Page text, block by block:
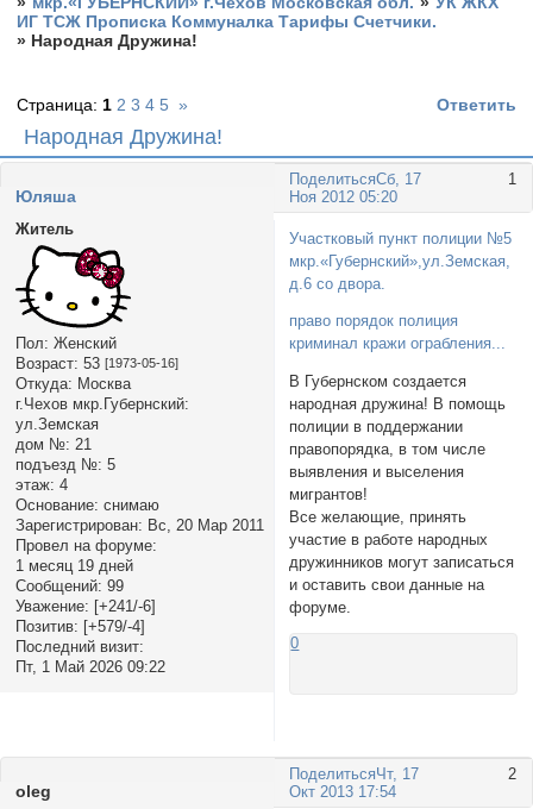
ИГ ТСЖ Прописка Коммуналка Тарифы Счетчики.
» Народная Дружина!
Народная Дружина!
Страница: 1 2 3 4 5 » Ответить
Поделиться 1
Сб, 17
Ноя 2012 05:20
Юляша
Житель
Пол: Женский
Возраст: 53 [1973-05-16]
Откуда: Москва
г.Чехов мкр.Губернский:
ул.Земская
дом №: 21
подъезд №: 5
этаж: 4
Основание: снимаю
Зарегистрирован: Вс, 20 Мар 2011
Провел на форуме:
1 месяц 19 дней
Сообщений: 99
Уважение: [+241/-6]
Позитив: [+579/-4]
Последний визит:
Пт, 1 Май 2026 09:22
Участковый пункт полиции №5
мкр.«Губернский»,ул.Земская,
д.6 со двора.
право порядок полиция
криминал кражи ограбления...
В Губернском создается
народная дружина! В помощь
полиции в поддержании
правопорядка, в том числе
выявления и выселения
мигрантов!
Все желающие, принять
участие в работе народных
дружинников могут записаться
и оставить свои данные на
форуме.
0
Поделиться 2
Чт, 17
Окт 2013 17:54
olеg